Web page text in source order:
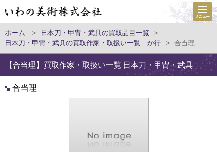
ホーム > 日本刀・甲冑・武具の買取品目一覧
>
日本刀・甲冑・武具の買取作家・取扱い一覧 か行
> 合当理
【合当理】買取作家・取扱い一覧 日本刀・甲冑・武具
合当理